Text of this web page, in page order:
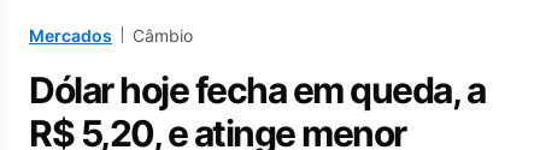
Mercados Câmbio
Dólar hoje fecha em queda, a
R$ 5,20, e atinge menor